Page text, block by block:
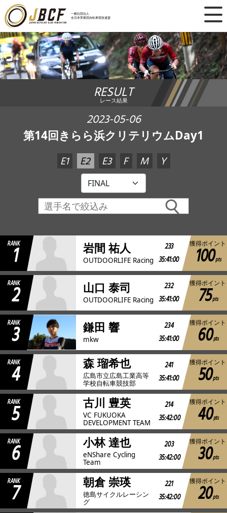
一般社団法人
全日本実業団自転車競技連盟
×
ニュース
レース日程
ランキング
レース結果
チーム・選手
競技ガイド
加盟・登録
JBCF ROAD SERIESとは
RESULT
レース結果
2023-05-06
第14回きらら浜クリテリウムDay1
E1 E2 E3 F M Y
RANK
1 岩間 祐人
OUTDOORLIFE Racing
233
35:41:00
獲得ポイント
100pts
RANK
2 山口 泰司
OUTDOORLIFE Racing
232
35:41:00
獲得ポイント
75pts
RANK
3 鎌田 響
mkw
234
35:41:00
獲得ポイント
60pts
RANK
4 森 瑠希也
広島市立広島工業高等
学校自転車競技部
241
35:41:00
獲得ポイント
50pts
RANK
5 古川 豊英
VC FUKUOKA
DEVELOPMENT TEAM
214
35:42:00
獲得ポイント
40pts
RANK
6 小林 達也
eNShare Cycling
Team
203
35:42:00
獲得ポイント
30pts
RANK
7 朝倉 崇瑛
徳島サイクルレーシン
グ
221
35:42:00
獲得ポイント
20pts